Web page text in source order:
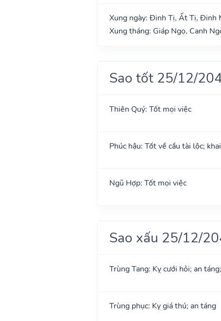
Xung ngày: Đinh Tị, Ất Tị, Đinh
Xung tháng: Giáp Ngọ, Canh
Sao tốt 25/12/
Thiên Quý: Tốt mọi việc
Phúc hậu: Tốt về cầu tài lộc;
Ngũ Hợp: Tốt mọi việc
Sao xấu 25/12/
Trùng Tang: Kỵ cưới hỏi; an
Trùng phục: Kỵ giá thú; an táng